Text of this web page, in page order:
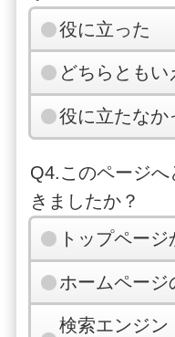
役に立った
どちらともい
役に立たなか
Q4.このページ
きましたか？
トップページ
ホームページ
検索エンジン